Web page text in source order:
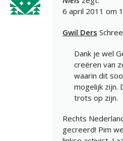
6 april 2011 om
Gwil Ders
Dank je wel
creëren van
waarin dit
mogelijk zijn.
trots op zijn.
Rechts
gecreerd! Pim